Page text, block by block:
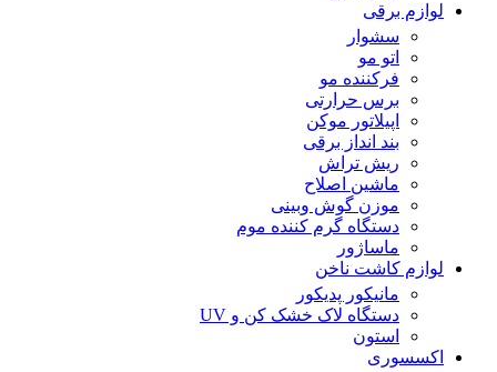
لوازم برقی
سشوار
اتو مو
فرکننده مو
برس حرارتی
اپیلاتور موکن
بند انداز برقی
ریش تراش
ماشین اصلاح
موزن گوش وبینی
دستگاه گرم کننده موم
ماساژور
لوازم کاشت ناخن
مانیکور پدیکور
دستگاه لاک خشک کن و UV
استون
اکسسوری